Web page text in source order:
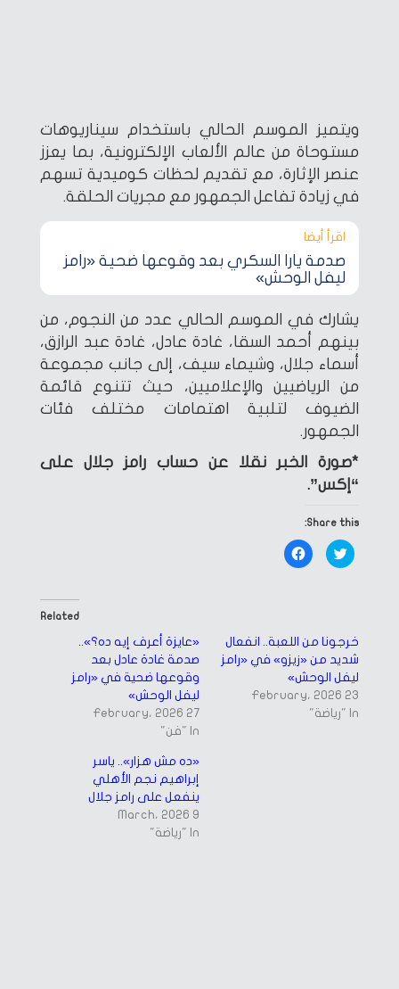
ويتميز الموسم الحالي باستخدام سيناريوهات
مستوحاة من عالم الألعاب الإلكترونية، بما يعزز
عنصر الإثارة، مع تقديم لحظات كوميدية تسهم
في زيادة تفاعل الجمهور مع مجريات الحلقة.
اقرأ أيضا‎
صدمة يارا السكري بعد وقوعها ضحية «رامز
ليفل الوحش»
يشارك في الموسم الحالي عدد من النجوم، من
بينهم أحمد السقا، غادة عادل، غادة عبد الرازق،
أسماء جلال، وشيماء سيف، إلى جانب مجموعة
من الرياضيين والإعلاميين، حيث تتنوع قائمة
الضيوف لتلبية اهتمامات مختلف فئات
الجمهور.
*صورة الخبر نقلا عن حساب رامز جلال على
“إكس”.
Share this:
Click
to
share
window)
Click
to
window)
Related
«عايزة أعرف إيه ده؟»..
صدمة غادة عادل بعد
وقوعها ضحية في «رامز
ليفل الوحش»
27 February، 2026
In "فن"
خرجونا من اللعبة.. انفعال
شديد من «زيزو» في «رامز
ليفل الوحش»
23 February، 2026
In "رياضة"
«ده مش هزار».. ياسر
إبراهيم نجم الأهلي
ينفعل على رامز جلال
9 March، 2026
In "رياضة"